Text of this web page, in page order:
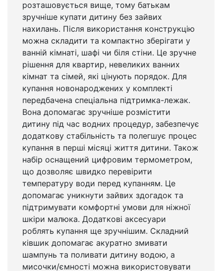
розташовується вище, тому батькам
зручніше купати дитину без зайвих
нахилань. Після використання конструкцію
можна складити та компактно зберігати у
ванній кімнаті, шафі чи біля стіни. Це зручне
рішення для квартир, невеликих ванних
кімнат та сімей, які цінують порядок. Для
купання новонароджених у комплекті
передбачена спеціальна підтримка-лежак.
Вона допомагає зручніше розмістити
дитину під час водних процедур, забезпечує
додаткову стабільність та полегшує процес
купання в перші місяці життя дитини. Також
набір оснащений цифровим термометром,
що дозволяє швидко перевірити
температуру води перед купанням. Це
допомагає уникнути зайвих здогадок та
підтримувати комфортні умови для ніжної
шкіри малюка. Додаткові аксесуари
роблять купання ще зручнішим. Складний
ківшик допомагає акуратно змивати
шампунь та поливати дитину водою, а
мисочки/ємності можна використовувати